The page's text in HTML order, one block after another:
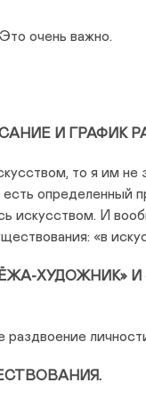
очень важно.
И ГРАФИК
то я им не
определенный
искусством. И
«в
ХУДОЖНИК» И
раздвоение